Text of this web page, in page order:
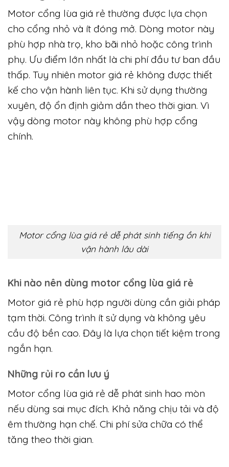
Motor cổng italy thường được sử dụng cho cổng
nhà ở, biệt thự và công ty
Motor cổng lùa giá rẻ phù hợp với
trường hợp nào
kế cho vận hành liên tục. Khi sử dụng thường
xuyên, độ ổn định giảm dần theo thời gian. Vì
chính.
Motor cổng lùa giá rẻ dễ phát sinh tiếng ồn khi
vận hành lâu dài
Khi nào nên dùng motor cổng lùa giá rẻ
Motor giá rẻ phù hợp người dùng cần giải pháp